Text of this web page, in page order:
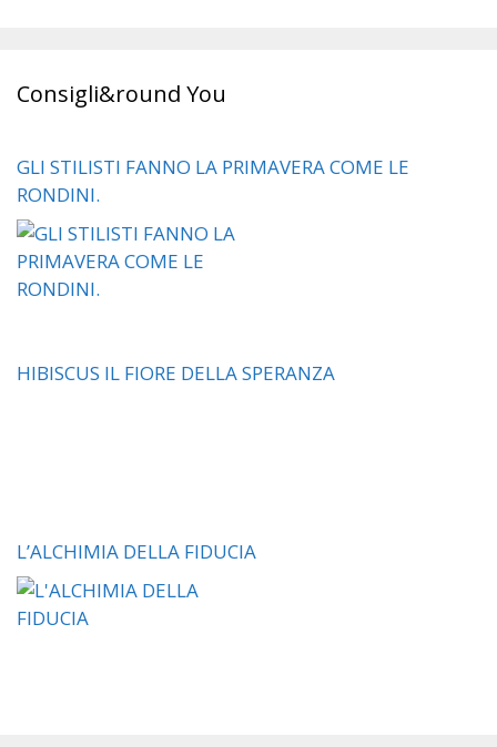
Consigli&round You
GLI STILISTI FANNO LA PRIMAVERA COME LE
RONDINI.
HIBISCUS IL FIORE DELLA SPERANZA
L’ALCHIMIA DELLA FIDUCIA